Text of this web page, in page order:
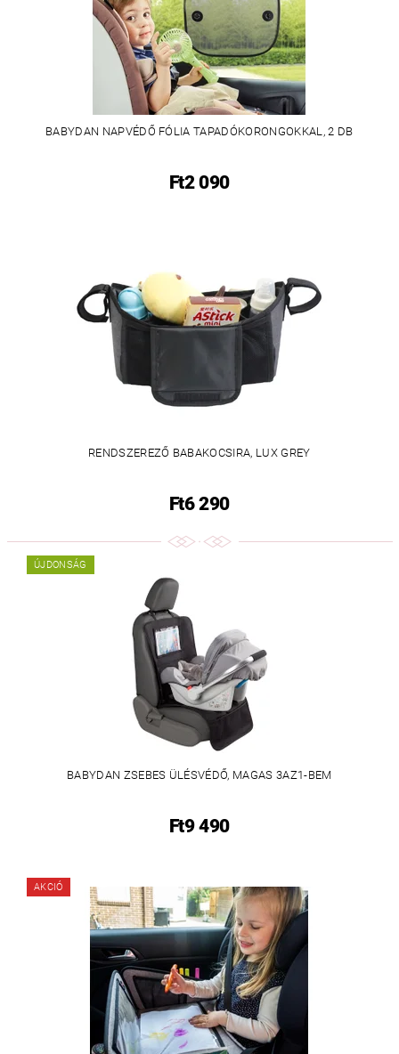
BABYDAN NAPVÉDŐ FÓLIA TAPADÓKORONGOKKAL, 2 DB
Ft2 090
RENDSZEREZŐ BABAKOCSIRA, LUX GREY
Ft6 290
ÚJDONSÁG
BABYDAN ZSEBES ÜLÉSVÉDŐ, MAGAS 3AZ1-BEM
Ft9 490
AKCIÓ